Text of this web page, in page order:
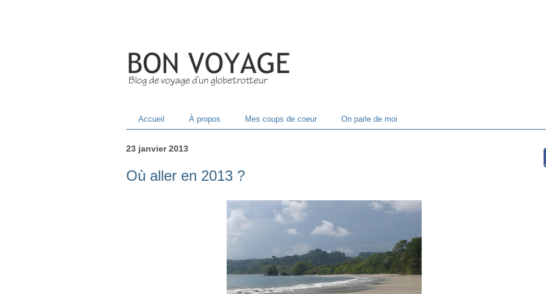
Accueil À propos Mes coups de coeur On parle de moi
23 janvier 2013
Où aller en 2013 ?